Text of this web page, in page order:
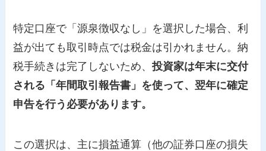
特定口座で「源泉徴収なし」を選択した場合、利
益が出ても取引時点では税金は引かれません。納
税手続きは完了しないため、投資家は年末に交付
される「年間取引報告書」を使って、翌年に確定
申告を行う必要があります。
この選択は、主に損益通算（他の証券口座の損失